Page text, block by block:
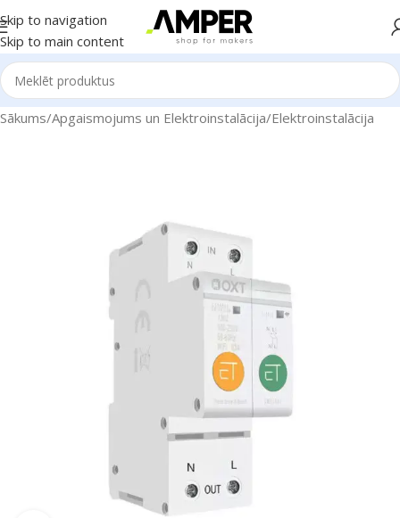
Skip to navigation
Skip to main content
Sākums/Apgaismojums un Elektroinstalācija/Elektroinstalācija